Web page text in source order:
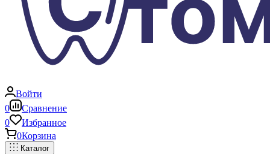
Войти
0
Сравнение
0
Избранное
0Корзина
Каталог